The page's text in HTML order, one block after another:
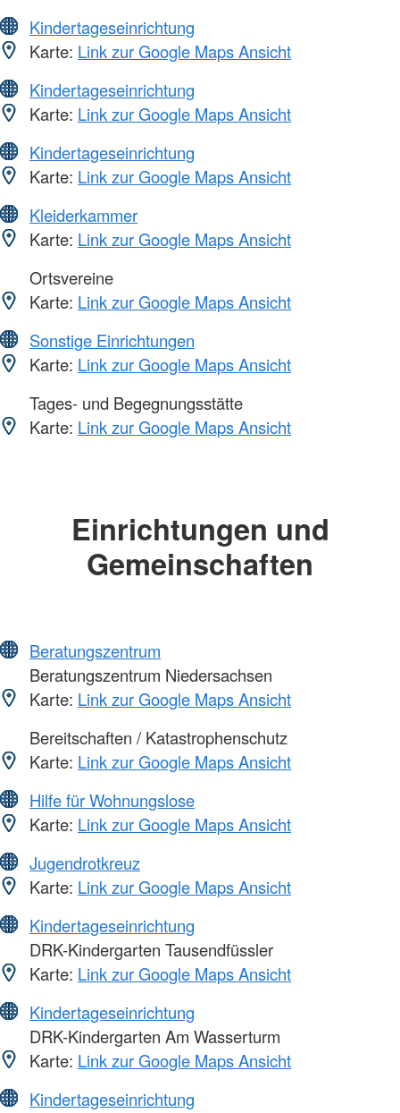
Kindertageseinrichtung
Karte: Link zur Google Maps Ansicht
Kindertageseinrichtung
Karte: Link zur Google Maps Ansicht
Kindertageseinrichtung
Karte: Link zur Google Maps Ansicht
Kleiderkammer
Karte: Link zur Google Maps Ansicht
Ortsvereine
Karte: Link zur Google Maps Ansicht
Sonstige Einrichtungen
Karte: Link zur Google Maps Ansicht
Tages- und Begegnungsstätte
Karte: Link zur Google Maps Ansicht
Einrichtungen und
Gemeinschaften
Beratungszentrum
Beratungszentrum Niedersachsen
Karte: Link zur Google Maps Ansicht
Bereitschaften / Katastrophenschutz
Karte: Link zur Google Maps Ansicht
Hilfe für Wohnungslose
Karte: Link zur Google Maps Ansicht
Jugendrotkreuz
Karte: Link zur Google Maps Ansicht
Kindertageseinrichtung
DRK-Kindergarten Tausendfüssler
Karte: Link zur Google Maps Ansicht
Kindertageseinrichtung
DRK-Kindergarten Am Wasserturm
Karte: Link zur Google Maps Ansicht
Kindertageseinrichtung